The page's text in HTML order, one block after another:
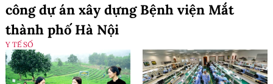
công dự án xây dựng Bệnh viện Mắt
thành phố Hà Nội
Y TẾ SỐ